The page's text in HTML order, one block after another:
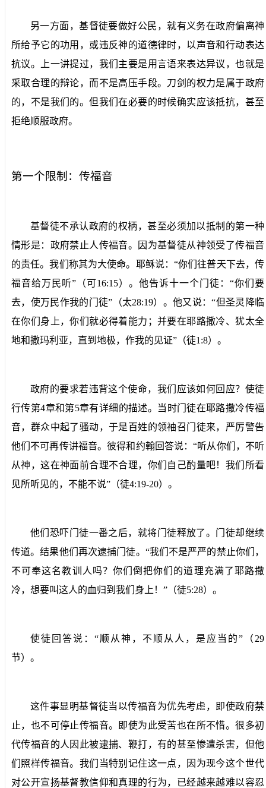
另一方面，基督徒要做好公民，就有义务在政府偏离神
所给予它的功用，或违反神的道德律时，以声音和行动表达
抗议。上一讲提过，我们主要是用言语来表达异议，也就是
采取合理的辩论，而不是高压手段。刀剑的权力是属于政府
的，不是我们的。但我们在必要的时候确实应该抵抗，甚至
拒绝顺服政府。
第一个限制：传福音
基督徒不承认政府的权柄，甚至必须加以抵制的第一种
情形是：政府禁止人传福音。因为基督徒从神领受了传福音
的责任。我们称其为大使命。耶稣说：“你们往普天下去，传
福音给万民听”（可16:15）。他告诉十一个门徒：“你们要
去，使万民作我的门徒”（太28:19）。他又说：“但圣灵降临
在你们身上，你们就必得着能力；并要在耶路撒冷、犹太全
地和撒玛利亚，直到地极，作我的见证”（徒1:8）。
政府的要求若违背这个使命，我们应该如何回应？使徒
行传第4章和第5章有详细的描述。当时门徒在耶路撒冷传福
音，群众中起了骚动，于是百姓的领袖召门徒来，严厉警告
他们不可再传讲福音。彼得和约翰回答说：“听从你们，不听
从神，这在神面前合理不合理，你们自己酌量吧！我们所看
见所听见的，不能不说”（徒4:19-20）。
他们恐吓门徒一番之后，就将门徒释放了。门徒却继续
传道。结果他们再次逮捕门徒。“我们不是严严的禁止你们，
不可奉这名教训人吗？你们倒把你们的道理充满了耶路撒
冷，想要叫这人的血归到我们身上！”（徒5:28）。
使徒回答说：“顺从神，不顺从人，是应当的”（ 29
节）。
这件事显明基督徒当以传福音为优先考虑，即使政府禁
止，也不可停止传福音。即使为此受苦也在所不惜。很多初
代传福音的人因此被逮捕、鞭打，有的甚至惨遭杀害，但他
们照样传福音。我们当特别记住这一点，因为现今这个世代
对公开宣扬基督教信仰和真理的行为，已经越来越难以容忍